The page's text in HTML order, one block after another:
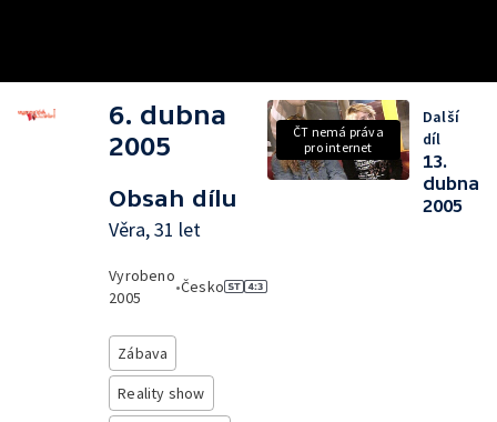
6. dubna
2005
Obsah dílu
Věra, 31 let
Vyrobeno
2005
•Česko
Zábava
Reality show
ČT nemá práva
pro internet
Další
díl
13.
dubna
2005